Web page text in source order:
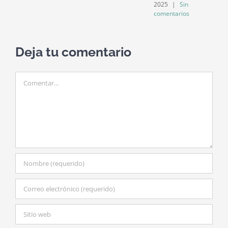
2025
|
Sin
comentarios
Deja tu comentario